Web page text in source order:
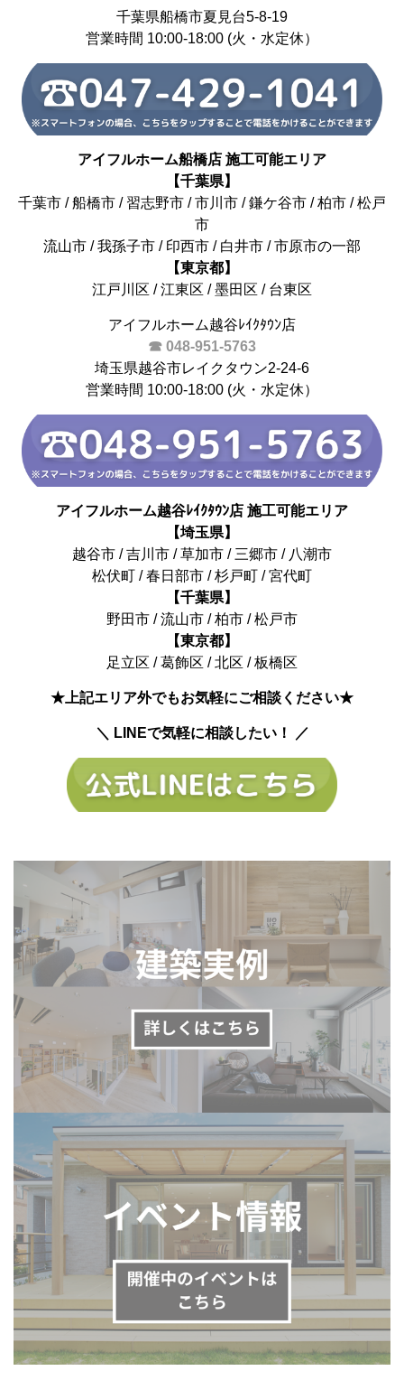
千葉県船橋市夏見台5-8-19
営業時間 10:00-18:00 (火・水定休）
アイフルホーム船橋店 施工可能エリア
【千葉県】
千葉市 / 船橋市 / 習志野市 / 市川市 / 鎌ケ谷市 / 柏市 / 松戸
市
流山市 / 我孫子市 / 印西市 / 白井市 / 市原市の一部
【東京都】
江戸川区 / 江東区 / 墨田区 / 台東区
アイフルホーム越谷ﾚｲｸﾀｳﾝ店
☎ 048-951-5763
埼玉県越谷市レイクタウン2-24-6
営業時間 10:00-18:00 (火・水定休）
アイフルホーム越谷ﾚｲｸﾀｳﾝ店 施工可能エリア
【埼玉県】
越谷市 / 吉川市 / 草加市 / 三郷市 / 八潮市
松伏町 / 春日部市 / 杉戸町 / 宮代町
【千葉県】
野田市 / 流山市 / 柏市 / 松戸市
【東京都】
足立区 / 葛飾区 / 北区 / 板橋区
★上記エリア外でもお気軽にご相談ください★
＼ LINEで気軽に相談したい！ ／